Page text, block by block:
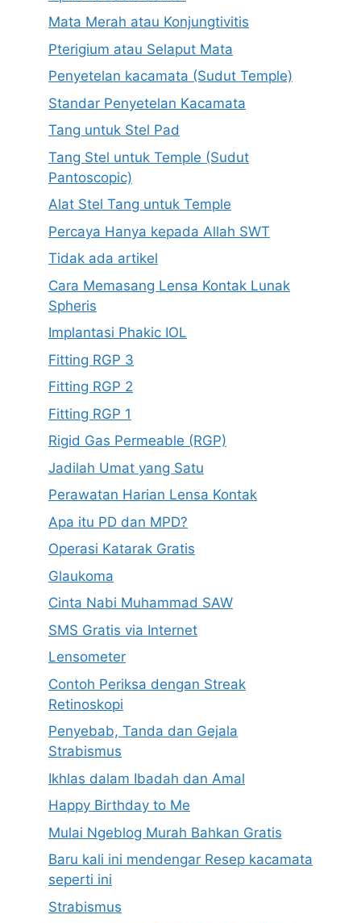
Mata Merah atau Konjungtivitis
Pterigium atau Selaput Mata
Penyetelan kacamata (Sudut Temple)
Standar Penyetelan Kacamata
Tang untuk Stel Pad
Tang Stel untuk Temple (Sudut
Pantoscopic)
Alat Stel Tang untuk Temple
Percaya Hanya kepada Allah SWT
Tidak ada artikel
Cara Memasang Lensa Kontak Lunak
Spheris
Implantasi Phakic IOL
Fitting RGP 3
Fitting RGP 2
Fitting RGP 1
Rigid Gas Permeable (RGP)
Jadilah Umat yang Satu
Perawatan Harian Lensa Kontak
Apa itu PD dan MPD?
Operasi Katarak Gratis
Glaukoma
Cinta Nabi Muhammad SAW
SMS Gratis via Internet
Lensometer
Contoh Periksa dengan Streak
Retinoskopi
Penyebab, Tanda dan Gejala
Strabismus
Ikhlas dalam Ibadah dan Amal
Happy Birthday to Me
Mulai Ngeblog Murah Bahkan Gratis
Baru kali ini mendengar Resep kacamata
seperti ini
Strabismus